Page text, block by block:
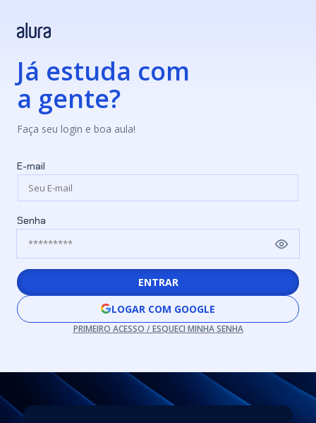
Já estuda com
a gente?
Faça seu login e boa aula!
E-mail
Senha
ENTRAR
LOGAR COM GOOGLE
PRIMEIRO ACESSO / ESQUECI MINHA SENHA